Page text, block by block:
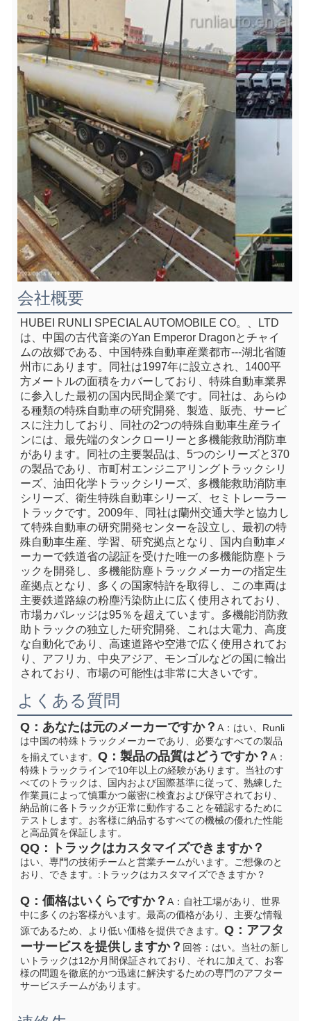
会社概要
HUBEI RUNLI SPECIAL AUTOMOBILE CO。、LTD
は、中国の古代音楽のYan Emperor Dragonとチャイ
ムの故郷である、中国特殊自動車産業都市---湖北省随
州市にあります。同社は1997年に設立され、1400平
方メートルの面積をカバーしており、特殊自動車業界
に参入した最初の国内民間企業です。同社は、あらゆ
る種類の特殊自動車の研究開発、製造、販売、サービ
スに注力しており、同社の2つの特殊自動車生産ライ
ンには、最先端のタンクローリーと多機能救助消防車
があります。同社の主要製品は、5つのシリーズと370
の製品であり、市町村エンジニアリングトラックシリ
ーズ、油田化学トラックシリーズ、多機能救助消防車
シリーズ、衛生特殊自動車シリーズ、セミトレーラー
トラックです。2009年、同社は蘭州交通大学と協力し
て特殊自動車の研究開発センターを設立し、最初の特
殊自動車生産、学習、研究拠点となり、国内自動車メ
ーカーで鉄道省の認証を受けた唯一の多機能防塵トラ
ックを開発し、多機能防塵トラックメーカーの指定生
産拠点となり、多くの国家特許を取得し、この車両は
主要鉄道路線の粉塵汚染防止に広く使用されており、
市場カバレッジは95％を超えています。多機能消防救
助トラックの独立した研究開発、これは大電力、高度
な自動化であり、高速道路や空港で広く使用されてお
り、アフリカ、中央アジア、モンゴルなどの国に輸出
されており、市場の可能性は非常に大きいです。
よくある質問
Q：あなたは元のメーカーですか？ A：はい、Runli
は中国の特殊トラックメーカーであり、必要なすべての製品
を揃えています。 Q：製品の品質はどうですか？ A：
特殊トラックラインで10年以上の経験があります。当社のす
べてのトラックは、国内および国際基準に従って、熟練した
作業員によって慎重かつ厳密に検査および保守されており、
納品前に各トラックが正常に動作することを確認するために
テストします。お客様に納品するすべての機械の優れた性能
と高品質を保証します。
QQ：トラックはカスタマイズできますか？
はい、専門の技術チームと営業チームがいます。ご想像のと
おり、できます。 :トラックはカスタマイズできますか？
Q：価格はいくらですか？ A：自社工場があり、世界
中に多くのお客様がいます。最高の価格があり、主要な情報
源であるため、より低い価格を提供できます。 Q：アフタ
ーサービスを提供しますか？ 回答：はい。当社の新し
いトラックは12か月間保証されており、それに加えて、お客
様の問題を徹底的かつ迅速に解決するための専門のアフター
サービスチームがあります。